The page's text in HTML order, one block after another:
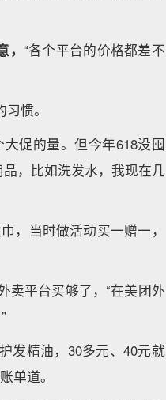
“各个平台的价格都差不
惯。
促的量。但今年618没囤
，比如洗发水，我现在几
，当时做活动买一赠一，
卖平台买够了，“在美团外
发精油，30多元、40元就
单道。